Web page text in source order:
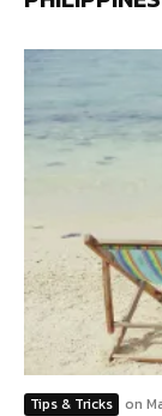
Tips & Tricks on